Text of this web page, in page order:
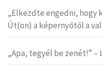
„Elkezdte engedni, hogy
Út(on) a képernyőtől a
„Apa, tegyél be zenét!” –